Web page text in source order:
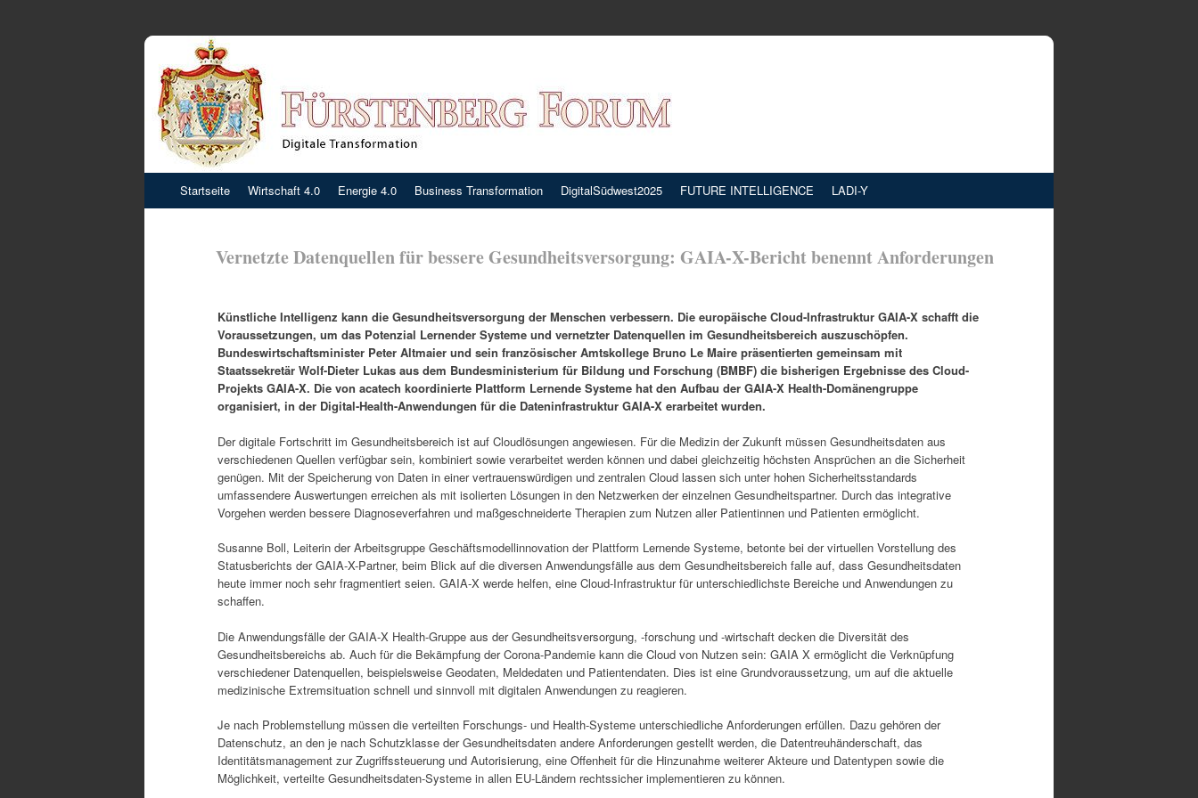
Inhalt
Startseite Wirtschaft 4.0 Energie 4.0 Business Transformation DigitalSüdwest2025 FUTURE INTELLIGENCE LADI-Y
Vernetzte Datenquellen für bessere Gesundheitsversorgung: GAIA-X-Bericht benennt Anforderungen
Künstliche Intelligenz kann die Gesundheitsversorgung der Menschen verbessern. Die europäische Cloud-Infrastruktur GAIA-X schafft die
Voraussetzungen, um das Potenzial Lernender Systeme und vernetzter Datenquellen im Gesundheitsbereich auszuschöpfen.
Bundeswirtschaftsminister Peter Altmaier und sein französischer Amtskollege Bruno Le Maire präsentierten gemeinsam mit
Staatssekretär Wolf-Dieter Lukas aus dem Bundesministerium für Bildung und Forschung (BMBF) die bisherigen Ergebnisse des Cloud-
Projekts GAIA-X. Die von acatech koordinierte Plattform Lernende Systeme hat den Aufbau der GAIA-X Health-Domänengruppe
organisiert, in der Digital-Health-Anwendungen für die Dateninfrastruktur GAIA-X erarbeitet wurden.
Der digitale Fortschritt im Gesundheitsbereich ist auf Cloudlösungen angewiesen. Für die Medizin der Zukunft müssen Gesundheitsdaten aus
verschiedenen Quellen verfügbar sein, kombiniert sowie verarbeitet werden können und dabei gleichzeitig höchsten Ansprüchen an die Sicherheit
genügen. Mit der Speicherung von Daten in einer vertrauenswürdigen und zentralen Cloud lassen sich unter hohen Sicherheitsstandards
umfassendere Auswertungen erreichen als mit isolierten Lösungen in den Netzwerken der einzelnen Gesundheitspartner. Durch das integrative
Vorgehen werden bessere Diagnoseverfahren und maßgeschneiderte Therapien zum Nutzen aller Patientinnen und Patienten ermöglicht.
Susanne Boll, Leiterin der Arbeitsgruppe Geschäftsmodellinnovation der Plattform Lernende Systeme, betonte bei der virtuellen Vorstellung des
Statusberichts der GAIA-X-Partner, beim Blick auf die diversen Anwendungsfälle aus dem Gesundheitsbereich falle auf, dass Gesundheitsdaten
heute immer noch sehr fragmentiert seien. GAIA-X werde helfen, eine Cloud-Infrastruktur für unterschiedlichste Bereiche und Anwendungen zu
schaffen.
Die Anwendungsfälle der GAIA-X Health-Gruppe aus der Gesundheitsversorgung, -forschung und -wirtschaft decken die Diversität des
Gesundheitsbereichs ab. Auch für die Bekämpfung der Corona-Pandemie kann die Cloud von Nutzen sein: GAIA X ermöglicht die Verknüpfung
verschiedener Datenquellen, beispielsweise Geodaten, Meldedaten und Patientendaten. Dies ist eine Grundvoraussetzung, um auf die aktuelle
medizinische Extremsituation schnell und sinnvoll mit digitalen Anwendungen zu reagieren.
Je nach Problemstellung müssen die verteilten Forschungs- und Health-Systeme unterschiedliche Anforderungen erfüllen. Dazu gehören der
Datenschutz, an den je nach Schutzklasse der Gesundheitsdaten andere Anforderungen gestellt werden, die Datentreuhänderschaft, das
Identitätsmanagement zur Zugriffssteuerung und Autorisierung, eine Offenheit für die Hinzunahme weiterer Akteure und Datentypen sowie die
Möglichkeit, verteilte Gesundheitsdaten-Systeme in allen EU-Ländern rechtssicher implementieren zu können.